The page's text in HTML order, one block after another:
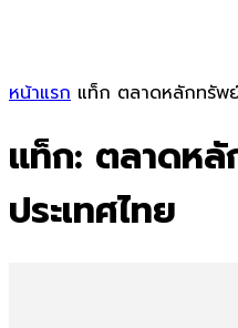
หน้าแรก แท็ก ตลาดหลักทรัพ
แท็ก: ตลาดห
ประเทศไทย